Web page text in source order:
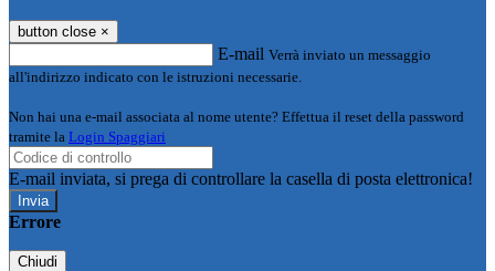
button close ×
E-mail Verrà inviato un messaggio
all'indirizzo indicato con le istruzioni necessarie.
Non hai una e-mail associata al nome utente? Effettua il reset della password
tramite la Login Spaggiari
E-mail inviata, si prega di controllare la casella di posta elettronica!
Errore
Chiudi